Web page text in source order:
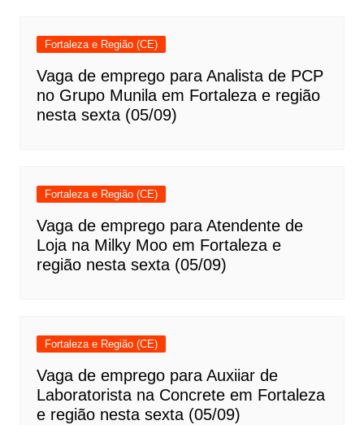
Fortaleza e Região (CE)
Vaga de emprego para Analista de PCP
no Grupo Munila em Fortaleza e região
nesta sexta (05/09)
Fortaleza e Região (CE)
Vaga de emprego para Atendente de
Loja na Milky Moo em Fortaleza e
região nesta sexta (05/09)
Fortaleza e Região (CE)
Vaga de emprego para Auxiiar de
Laboratorista na Concrete em Fortaleza
e região nesta sexta (05/09)